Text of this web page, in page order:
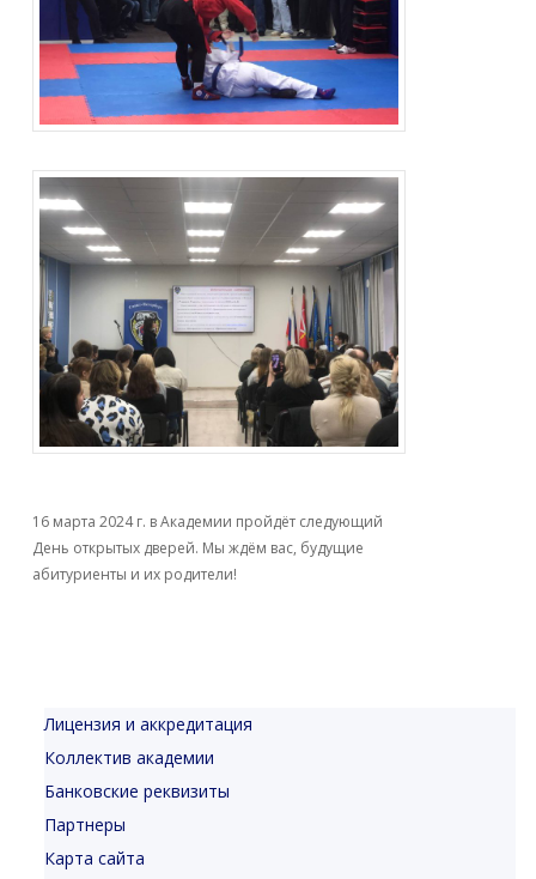
16 марта 2024 г. в Академии пройдёт следующий
День открытых дверей. Мы ждём вас, будущие
абитуриенты и их родители!
Лицензия и аккредитация
Коллектив академии
Банковские реквизиты
Партнеры
Карта сайта